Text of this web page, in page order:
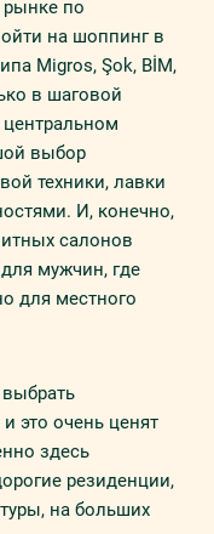
по
на шоппинг в
Migros, Şok, BİM,
в шаговой
выбор
техники, лавки
И, конечно,
салонов
мужчин, где
для местного
это очень ценят
здесь
резиденции,
на больших